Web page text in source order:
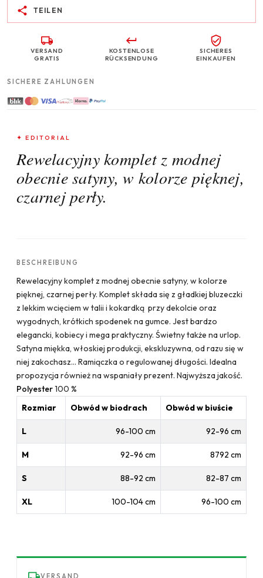
TEILEN
VERSAND
GRATIS
KOSTENLOSE
RÜCKSENDUNG
SICHERES
EINKAUFEN
SICHERE ZAHLUNGEN
✦ EDITORIAL
Rewelacyjny komplet z modnej
obecnie satyny, w kolorze pięknej,
czarnej perły.
BESCHREIBUNG
Rewelacyjny komplet z modnej obecnie satyny, w kolorze
pięknej, czarnej perły. Komplet składa się z gładkiej bluzeczki
z lekkim wcięciem w talii i kokardką przy dekolcie oraz
wygodnych, krótkich spodenek na gumce. Jest bardzo
elegancki, kobiecy i mega praktyczny. Świetny także na urlop.
Satyna miękka, włoskiej produkcji, ekskluzywna, od razu się w
niej zakochasz... Ramiączka o regulowanej długości. Idealna
propozycja również na wspaniały prezent. Najwyższa jakość.
Polyester100 %
Rozmiar
Obwód w biodrach Obwód w biuście
L 96-100 cm 92-96 cm
M 92-96 cm 8792 cm
S 88-92 cm 82-87 cm
XL 100-104 cm 96-100 cm